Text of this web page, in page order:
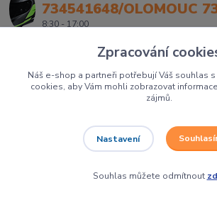
734541648/OLOMOUC
8:30 - 17:00
Největší prodejce motorek, čtyřkolek a skútrů na
Vytvořeno na
Eshop-
Zpracování
Náš e-shop a partneři potřebují Váš souhlas
cookies, aby Vám mohli zobrazovat
zájmů.
Nastavení
Souhlas můžete odmítnout